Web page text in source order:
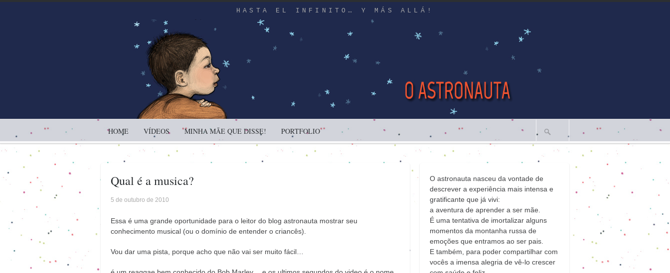
HASTA EL INFINITO… Y MÁS ALLÁ!
HOME VÍDEOS MINHA MÃE QUE DISSE! PORTFOLIO
Qual é a musica?
5 de outubro de 2010
Essa é uma grande oportunidade para o leitor do blog astronauta mostrar seu
conhecimento musical (ou o domínio de entender o criancês).
Vou dar uma pista, porque acho que não vai ser muito fácil…
O astronauta nasceu da vontade de
descrever a experiência mais intensa e
gratificante que já vivi:
a aventura de aprender a ser mãe.
É uma tentativa de imortalizar alguns
momentos da montanha russa de
emoções que entramos ao ser pais.
E também, para poder compartilhar com
vocês a imensa alegria de vê-lo crescer